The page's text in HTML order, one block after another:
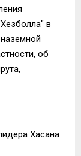
в
об
Хасана